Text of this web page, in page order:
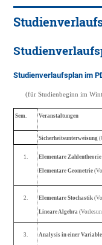
Studienverlaufsplan im
(für Studienbeginn im
Sem. Veranstaltungen
Sicherheitsunterweisung
1. Elementare Zahlentheorie
Elementare Geometrie
2. Elementare Stochastik
Lineare Algebra
3. Analysis in einer